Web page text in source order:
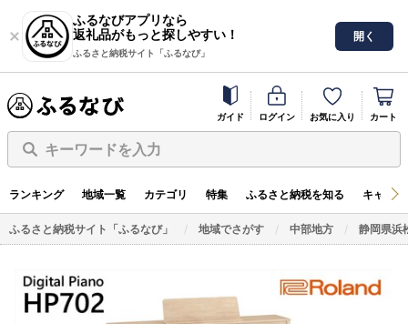
ふるなびアプリなら
返礼品がもっと探しやすい！
ふるさと納税サイト「ふるなび」
開く
ガイド ログイン お気に入り カート
キーワードを入力
ランキング 地域一覧 カテゴリ 特集 ふるさと納税を知る キャン
ふるさと納税サイト「ふるなび」 地域でさがす 中部地方 静岡県浜